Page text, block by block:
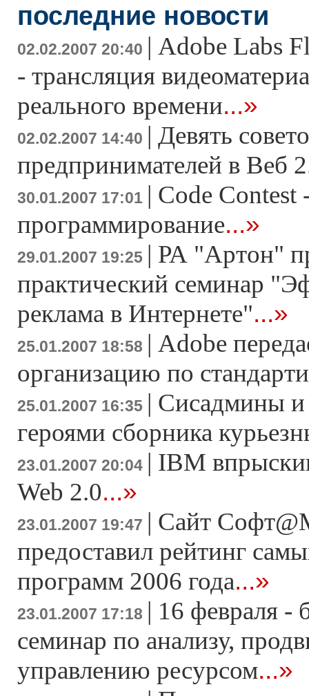
последние новости
02.02.2007 20:40 | Adobe Labs
- трансляция
реального времени...»
02.02.2007 14:40 | Девять
предпринимателей в Веб
30.01.2007 17:01 | Code Contest
программирование...»
29.01.2007 19:25 | РА "Артон"
практический семинар
реклама в Интернете"...»
25.01.2007 18:58 | Adobe
организацию по
25.01.2007 16:35 | Сисадмины и
героями сборника
23.01.2007 20:04 | IBM
Web 2.0...»
23.01.2007 19:47 | Сайт
предоставил рейтинг
программ 2006 года...»
23.01.2007 17:18 | 16 февраля -
семинар по анализу,
управлению ресурсом...»